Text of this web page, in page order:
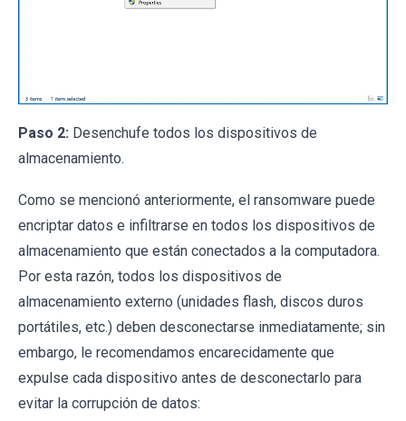
Paso 2: Desenchufe todos los dispositivos de
almacenamiento.
Como se mencionó anteriormente, el ransomware puede
encriptar datos e infiltrarse en todos los dispositivos de
almacenamiento que están conectados a la computadora.
Por esta razón, todos los dispositivos de
almacenamiento externo (unidades flash, discos duros
portátiles, etc.) deben desconectarse inmediatamente; sin
embargo, le recomendamos encarecidamente que
expulse cada dispositivo antes de desconectarlo para
evitar la corrupción de datos: